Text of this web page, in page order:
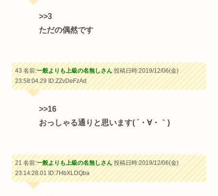
>>3
ただの偶然です
43 名前:一般よりも上級の名無しさん投稿日時:2019/12/06(金)
23:58:04.29ID:ZZvDeFzAd
>>16
おっしゃる通りと思います( ´・∀・｀)
21 名前:一般よりも上級の名無しさん投稿日時:2019/12/06(金)
23:14:28.01ID:7HbXLDQba